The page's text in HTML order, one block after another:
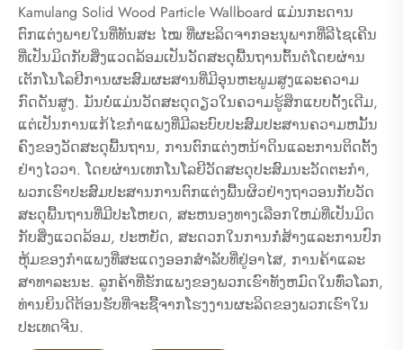
Kamulang Solid Wood Particle Wallboard ແມ່ນກະດານ
ຕົກແຕ່ງພາຍໃນທີ່ທັນສະ ໄໝ ທີ່ຜະລິດຈາກອະນຸພາກທີ່ລີໄຊເຄີນ
ທີ່ເປັນມິດກັບສິ່ງແວດລ້ອມເປັນວັດສະດຸພື້ນຖານຕົ້ນຕໍໂດຍຜ່ານ
ເຕັກໂນໂລຢີການຜະສົມຜະສານທີ່ມີອຸນຫະພູມສູງແລະຄວາມ
ກົດດັນສູງ. ມັນບໍ່ແມ່ນວັດສະດຸດຽວໃນຄວາມຮູ້ສຶກແບບດັ້ງເດີມ,
ແຕ່ເປັນການແກ້ໄຂກໍາແພງທີ່ມີລະບົບປະສົມປະສານຄວາມຫມັ້ນ
ຄົງຂອງວັດສະດຸພື້ນຖານ, ການຕົກແຕ່ງຫນ້າດິນແລະການຕິດຕັ້ງ
ຢ່າງໄວວາ. ໂດຍຜ່ານເທກໂນໂລຍີວັດສະດຸປະສົມນະວັດຕະກໍາ,
ພວກເຮົາປະສົມປະສານການຕົກແຕ່ງພື້ນຜິວຢ່າງຖາວອນກັບວັດ
ສະດຸພື້ນຖານທີ່ມີປະໂຫຍດ, ສະຫນອງທາງເລືອກໃຫມ່ທີ່ເປັນມິດ
ກັບສິ່ງແວດລ້ອມ, ປະຫຍັດ, ສະດວກໃນການກໍ່ສ້າງແລະການປົກ
ຫຸ້ມຂອງກໍາແພງທີ່ສະແດງອອກສໍາລັບທີ່ຢູ່ອາໄສ, ການຄ້າແລະ
ສາທາລະນະ. ລູກ​ຄ້າ​ທີ່​ຮັກ​ແພງ​ຂອງ​ພວກ​ເຮົາ​ທັງ​ຫມົດ​ໃນ​ທົ່ວ​ໂລກ​,
ທ່ານ​ຍິນ​ດີ​ຕ້ອນ​ຮັບ​ທີ່​ຈະ​ຊື້​ຈາກ​ໂຮງ​ງານ​ຜະ​ລິດ​ຂອງ​ພວກ​ເຮົາ​ໃນ​
ປະ​ເທດ​ຈີນ​.